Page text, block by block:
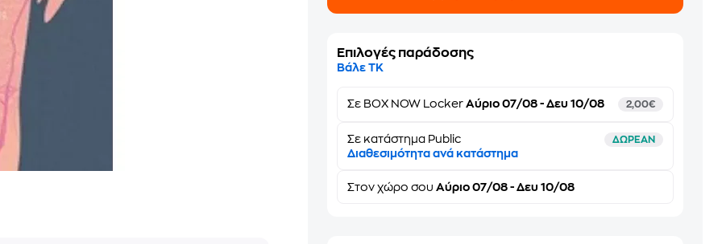
Επιλογές παράδοσης
Βάλε ΤΚ
Σε BOX NOW Locker Αύριο 07/08 - Δευ 10/08 2,00€
Σε κατάστημα Public ΔΩΡΕΑΝ
Διαθεσιμότητα ανά κατάστημα
Στονχώρο σου Αύριο 07/08 - Δευ 10/08